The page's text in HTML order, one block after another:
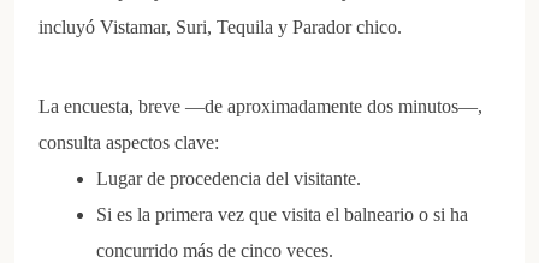
incluyó Vistamar, Suri, Tequila y Parador chico.
La encuesta, breve —de aproximadamente dos minutos—,
consulta aspectos clave:
Lugar de procedencia del visitante.
Si es la primera vez que visita el balneario o si ha
concurrido más de cinco veces.